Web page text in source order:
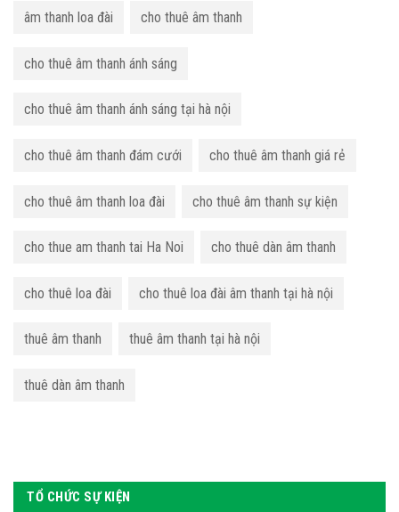
âm thanh loa đài cho thuê âm thanh
cho thuê âm thanh ánh sáng
cho thuê âm thanh ánh sáng tại hà nội
cho thuê âm thanh đám cưới cho thuê âm thanh giá rẻ
cho thuê âm thanh loa đài cho thuê âm thanh sự kiện
cho thue am thanh tai Ha Noi cho thuê dàn âm thanh
cho thuê loa đài cho thuê loa đài âm thanh tại hà nội
thuê âm thanh thuê âm thanh tại hà nội
thuê dàn âm thanh
TỔ CHỨC SỰ KIỆN